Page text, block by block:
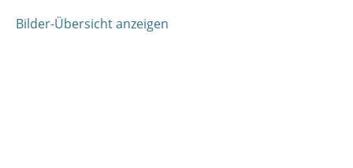
Bilder-Übersicht anzeigen